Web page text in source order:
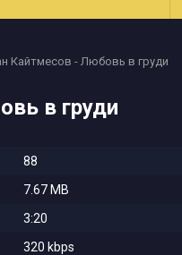
Кайтмесов - Любовь в груди
в груди
88
7.67 MB
3:20
320 kbps